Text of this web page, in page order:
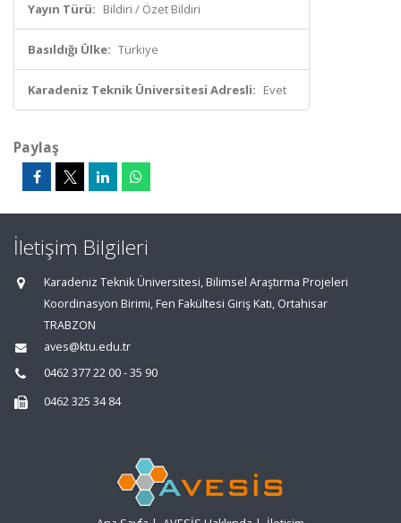
Yayın Türü: Bildiri / Özet Bildiri
Basıldığı Ülke: Türkiye
Karadeniz Teknik Üniversitesi Adresli: Evet
Paylaş
İletişim Bilgileri
Karadeniz Teknik Üniversitesi, Bilimsel Araştırma Projeleri
Koordinasyon Birimi, Fen Fakültesi Giriş Katı, Ortahisar
TRABZON
aves@ktu.edu.tr
0462 377 22 00 - 35 90
0462 325 34 84